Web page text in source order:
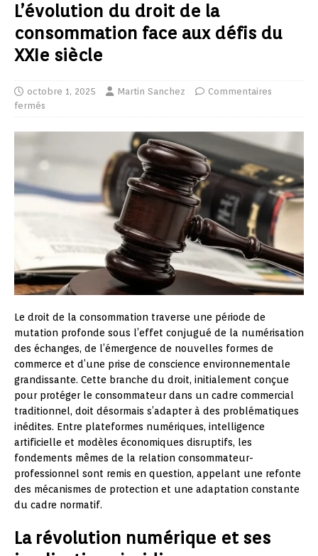
L’évolution du droit de la
consommation face aux défis du
XXIe siècle
octobre 1, 2025 Martin Sanchez
Commentaires
fermés
Le droit de la consommation traverse une période de
mutation profonde sous l’effet conjugué de la numérisation
des échanges, de l’émergence de nouvelles formes de
commerce et d’une prise de conscience environnementale
grandissante. Cette branche du droit, initialement conçue
pour protéger le consommateur dans un cadre commercial
traditionnel, doit désormais s’adapter à des problématiques
inédites. Entre plateformes numériques, intelligence
artificielle et modèles économiques disruptifs, les
fondements mêmes de la relation consommateur-
professionnel sont remis en question, appelant une refonte
des mécanismes de protection et une adaptation constante
du cadre normatif.
La révolution numérique et ses